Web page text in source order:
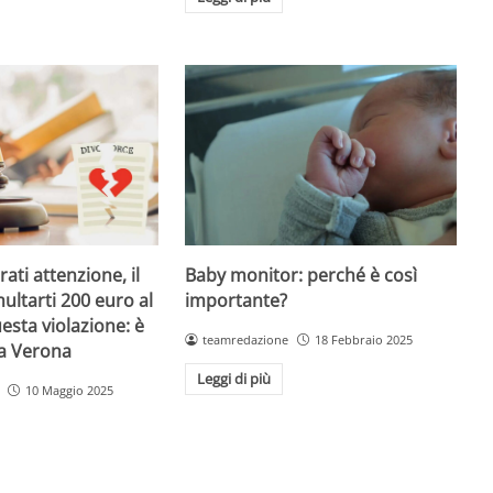
attenzione, il
200 euro al
violazione: è
Verona
10 Maggio 2025
Baby monitor: perché è così
importante?
teamredazione 18 Febbraio 2025
Leggi di più